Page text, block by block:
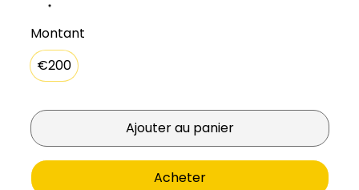
Montant
€200
Ajouter au panier
Acheter